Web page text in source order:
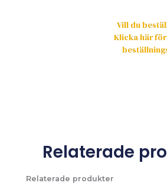
Vill du
Klicka här
Relaterade
Relaterade produkter